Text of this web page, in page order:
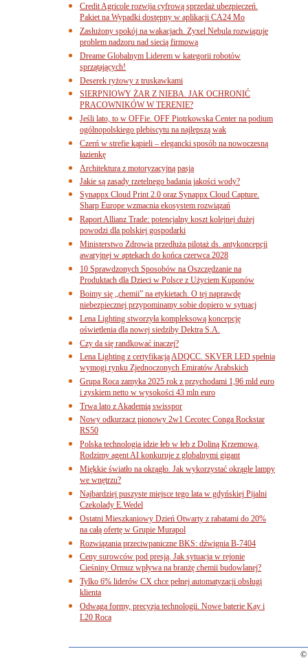
Credit Agricole rozwija cyfrową sprzedaż ubezpieczeń.
Pakiet na Wypadki dostępny w aplikacji CA24 Mo
Zasłużony spokój na wakacjach. Zyxel Nebula rozwiązuje
problem nadzoru nad siecią firmową
Dreame Globalnym Liderem w kategorii robotów
sprzątających!
Deserek ryżowy z truskawkami
SIERPNIOWY ŻAR Z NIEBA. JAK OCHRONIĆ
PRACOWNIKÓW W TERENIE?
Jeśli lato, to w OFFie. OFF Piotrkowska Center na podium
ogólnopolskiego plebiscytu na najlepszą wak
Czerń w strefie kąpieli – elegancki sposób na nowoczesną
łazienkę
Architektura z motoryzacyjną pasją
Jakie są zasady rzetelnego badania jakości wody?
Synappx Cloud Print 2.0 oraz Synappx Cloud Capture.
Sharp Europe wzmacnia ekosystem rozwiązań
Raport Allianz Trade: potencjalny koszt kolejnej dużej
powodzi dla polskiej gospodarki
Ministerstwo Zdrowia przedłuża pilotaż ds. antykoncepcji
awaryjnej w aptekach do końca czerwca 2028
10 Sprawdzonych Sposobów na Oszczędzanie na
Produktach dla Dzieci w Polsce z Użyciem Kuponów
Boimy się „chemii” na etykietach. O tej naprawdę
niebezpiecznej przypominamy sobie dopiero w sytuacj
Lena Lighting stworzyła kompleksową koncepcję
oświetlenia dla nowej siedziby Dektra S.A.
Czy da się randkować inaczej?
Lena Lighting z certyfikacją ADQCC. SKVER LED spełnia
wymogi rynku Zjednoczonych Emiratów Arabskich
Grupa Roca zamyka 2025 rok z przychodami 1,96 mld euro
i zyskiem netto w wysokości 43 mln euro
Trwa lato z Akademią swisspor
Nowy odkurzacz pionowy 2w1 Cecotec Conga Rockstar
RS50
Polska technologia idzie łeb w łeb z Doliną Krzemową.
Rodzimy agent AI konkuruje z globalnymi gigant
Miękkie światło na okrągło. Jak wykorzystać okrągłe lampy
we wnętrzu?
Najbardziej puszyste miejsce tego lata w gdyńskiej Pijalni
Czekolady E.Wedel
Ostatni Mieszkaniowy Dzień Otwarty z rabatami do 20%
na całą ofertę w Grupie Murapol
Rozwiązania przeciwpaniczne BKS: dźwignia B-7404
Ceny surowców pod presją. Jak sytuacja w rejonie
Cieśniny Ormuz wpływa na branżę chemii budowlanej?
Tylko 6% liderów CX chce pełnej automatyzacji obsługi
klienta
Odwaga formy, precyzja technologii. Nowe baterie Kay i
L20 Roca
©